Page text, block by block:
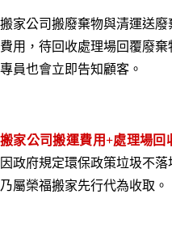
搬家公司搬廢棄物與清運送
費用，待回收處理場回覆廢
專員也會立即告知顧客。
搬家公司搬運費用+處理場回
因政府規定環保政策垃圾不落
乃屬榮福搬家先行代為收取 。